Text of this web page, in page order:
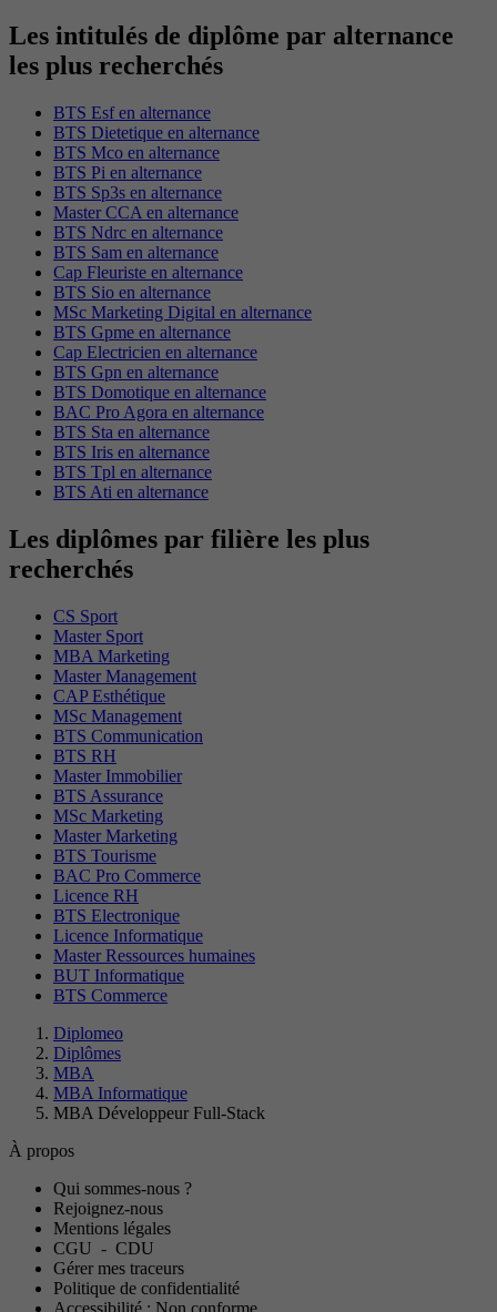
Les intitulés de diplôme par alternance
les plus recherchés
BTS Esf en alternance
BTS Dietetique en alternance
BTS Mco en alternance
BTS Pi en alternance
BTS Sp3s en alternance
Master CCA en alternance
BTS Ndrc en alternance
BTS Sam en alternance
Cap Fleuriste en alternance
BTS Sio en alternance
MSc Marketing Digital en alternance
BTS Gpme en alternance
Cap Electricien en alternance
BTS Gpn en alternance
BTS Domotique en alternance
BAC Pro Agora en alternance
BTS Sta en alternance
BTS Iris en alternance
BTS Tpl en alternance
BTS Ati en alternance
Les diplômes par filière les plus
recherchés
CS Sport
Master Sport
MBA Marketing
Master Management
CAP Esthétique
MSc Management
BTS Communication
BTS RH
Master Immobilier
BTS Assurance
MSc Marketing
Master Marketing
BTS Tourisme
BAC Pro Commerce
Licence RH
BTS Electronique
Licence Informatique
Master Ressources humaines
BUT Informatique
BTS Commerce
Diplomeo
Diplômes
MBA
MBA Informatique
MBA Développeur Full-Stack
À propos
Qui sommes-nous ?
Rejoignez-nous
Mentions légales
CGU - CDU
Gérer mes traceurs
Politique de confidentialité